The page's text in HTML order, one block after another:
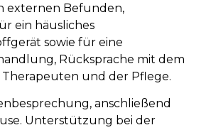
externen Befunden,
ein häusliches
sowie für eine
Rücksprache mit dem
Therapeuten und der Pflege.
anschließend
Unterstützung bei der